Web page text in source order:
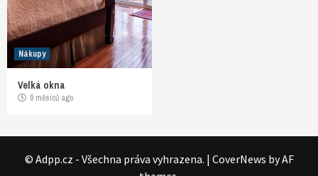
Nákupy
Velká okna
9 měsíců ago
© Adpp.cz - Všechna práva vyhrazena. | CoverNews by AF